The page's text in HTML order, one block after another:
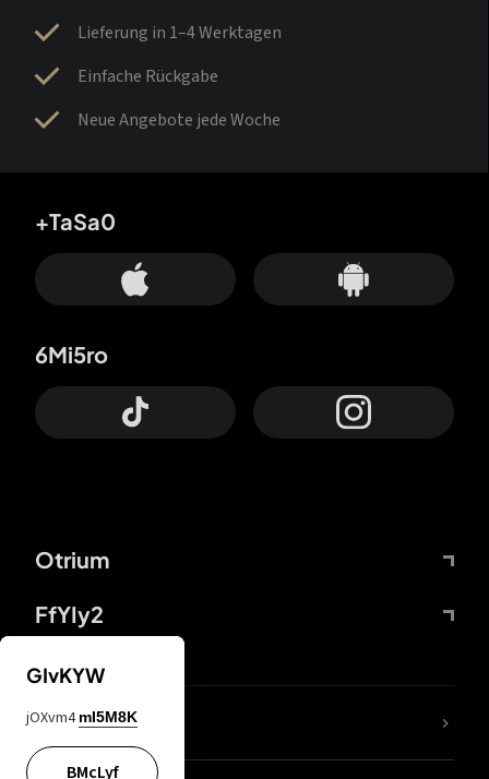
Lieferung in 1–4 Werktagen
Einfache Rückgabe
Neue Angebote jede Woche
Otrium
FfYIy2
+TaSa0
6Mi5ro
DDcvSo
GIvKYW
jOXvm4 mI5M8K
BMcLyf